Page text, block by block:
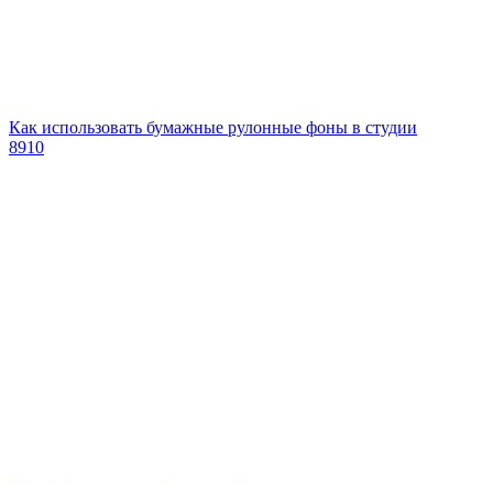
Как использовать бумажные рулонные фоны в студии
8910